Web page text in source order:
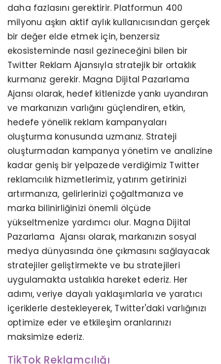
daha fazlasını gerektirir. Platformun 400
milyonu aşkın aktif aylık kullanıcısından gerçek
bir değer elde etmek için, benzersiz
ekosisteminde nasıl gezineceğini bilen bir
Twitter Reklam Ajansıyla stratejik bir ortaklık
kurmanız gerekir. Magna Dijital Pazarlama
Ajansı olarak, hedef kitlenizde yankı uyandıran
ve markanızın varlığını güçlendiren, etkin,
hedefe yönelik reklam kampanyaları
oluşturma konusunda uzmanız. Strateji
oluşturmadan kampanya yönetim ve analizine
kadar geniş bir yelpazede verdiğimiz Twitter
reklamcılık hizmetlerimiz, yatırım getirinizi
artırmanıza, gelirlerinizi çoğaltmanıza ve
marka bilinirliğinizi önemli ölçüde
yükseltmenize yardımcı olur. Magna Dijital
Pazarlama Ajansı olarak, markanızın sosyal
medya dünyasında öne çıkmasını sağlayacak
stratejiler geliştirmekte ve bu stratejileri
uygulamakta ustalıkla hareket ederiz. Her
adımı, veriye dayalı yaklaşımlarla ve yaratıcı
içeriklerle destekleyerek, Twitter'daki varlığınızı
optimize eder ve etkileşim oranlarınızı
maksimize ederiz.
TikTok Reklamcılığı